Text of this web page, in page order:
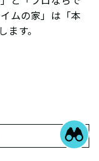
ムの家」は「本
す。